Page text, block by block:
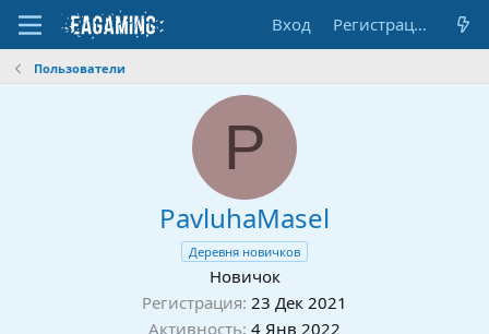
Вход Регистрация
Пользователи
P
PavluhaMasel
Деревня новичков
Новичок
Регистрация 23 Дек 2021
Активность 4 Янв 2022